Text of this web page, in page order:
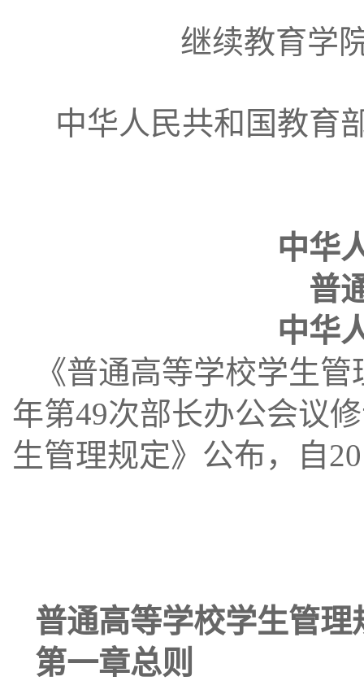
继续教育学
中华人民共和国教育
中华
普
中华
《普通高等学校学生
年第49次部长办公会议
生管理规定》公布，自
普通高等学校学生管理
第一章总则